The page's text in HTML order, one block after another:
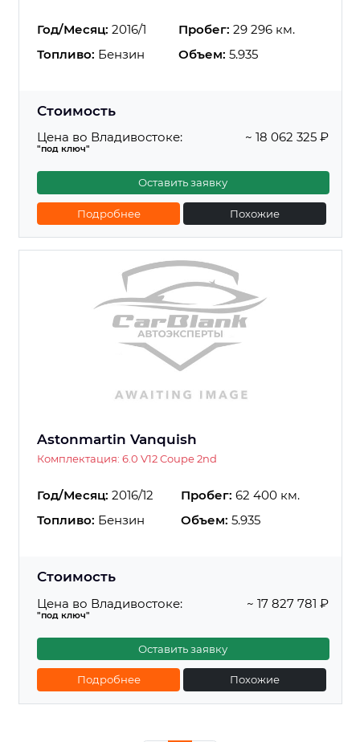
Год/Месяц: 2016/1 Пробег: 29 296 км.
Топливо: Бензин Объем: 5.935
Стоимость
Цена во Владивостоке:
"под ключ"
~ 18 062 325 ₽
Оставить заявку
Подробнее Похожие
Astonmartin Vanquish
Комплектация: 6.0 V12 Coupe 2nd
Год/Месяц: 2016/12 Пробег: 62 400 км.
Топливо: Бензин Объем: 5.935
Стоимость
Цена во Владивостоке:
"под ключ"
~ 17 827 781 ₽
Оставить заявку
Подробнее Похожие